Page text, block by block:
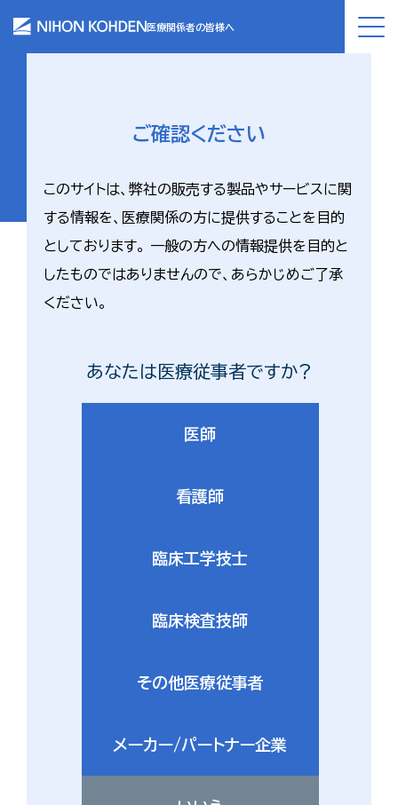
医療関係者の皆様へ
ご確認ください
このサイトは、弊社の販売する製品やサービスに関
する情報を、医療関係の方に提供することを目的
としております。 一般の方への情報提供を目的と
したものではありませんので、あらかじめご了承
ください。
あなたは医療従事者ですか?
医師
看護師
臨床工学技士
臨床検査技師
その他医療従事者
メーカー/パートナー企業